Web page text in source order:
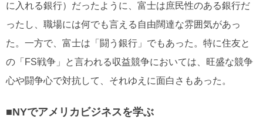
に入れる銀行）だったように、富士は庶民性のある銀行だ
ったし、職場には何でも言える自由闊達な雰囲気があっ
た。一方で、富士は「闘う銀行」でもあった。特に住友と
の「FS戦争」と言われる収益競争においては、旺盛な競争
心や闘争心で対抗して、それゆえに面白さもあった。
■NYでアメリカビジネスを学ぶ